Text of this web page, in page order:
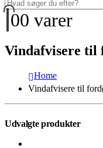
00 varer
Vindafvisere til
Home
Vindafvisere til
Udvalgte produkter